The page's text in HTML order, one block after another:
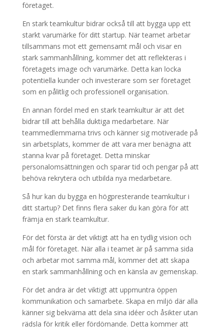
företaget.
En stark teamkultur bidrar också till att bygga upp ett
starkt varumärke för ditt startup. När teamet arbetar
tillsammans mot ett gemensamt mål och visar en
stark sammanhållning, kommer det att reflekteras i
företagets image och varumärke. Detta kan locka
potentiella kunder och investerare som ser företaget
som en pålitlig och professionell organisation.
En annan fördel med en stark teamkultur är att det
bidrar till att behålla duktiga medarbetare. När
teammedlemmarna trivs och känner sig motiverade på
sin arbetsplats, kommer de att vara mer benägna att
stanna kvar på företaget. Detta minskar
personalomsättningen och sparar tid och pengar på att
behöva rekrytera och utbilda nya medarbetare.
Så hur kan du bygga en högpresterande teamkultur i
ditt startup? Det finns flera saker du kan göra för att
främja en stark teamkultur.
För det första är det viktigt att ha en tydlig vision och
mål för företaget. När alla i teamet är på samma sida
och arbetar mot samma mål, kommer det att skapa
en stark sammanhållning och en känsla av gemenskap.
För det andra är det viktigt att uppmuntra öppen
kommunikation och samarbete. Skapa en miljö där alla
känner sig bekväma att dela sina idéer och åsikter utan
rädsla för kritik eller fördömande. Detta kommer att